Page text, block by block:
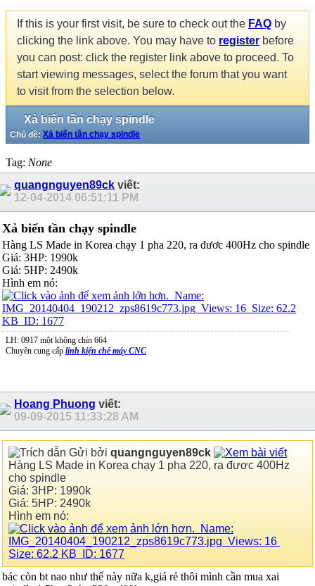
If this is your first visit, be sure to check out the FAQ by
clicking the link above. You may have to register before
you can post: click the register link above to proceed. To
start viewing messages, select the forum that you want
to visit from the selection below.
Xả biến tần chạy spindle
Chủ đề: Xả biến tần chạy spindle
Tag: None
quangnguyen89ck viết:
12-04-2014 06:51:11 PM
Xả biến tần chạy spindle
Hàng LS Made in Korea chạy 1 pha 220, ra đươc 400Hz cho spindle
Giá: 3HP: 1990k
Giá: 5HP: 2490k
Hình em nó:
LH: 0917 một không chín 664
Chuyên cung cấp linh kiện chế máy CNC
Hoang Phuong viết:
09-09-2015 11:33:28 AM
Gửi bởi quangnguyen89ck
Hàng LS Made in Korea chạy 1 pha 220, ra đươc 400Hz
cho spindle
Giá: 3HP: 1990k
Giá: 5HP: 2490k
Hình em nó:
bác còn bt nao như thế này nữa k,giá rẻ thôi mình cần mua xai